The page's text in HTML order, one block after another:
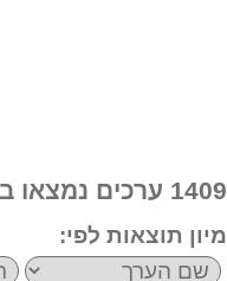
1409 ערכים נמצאו בהקשר לנושא:
מיון תוצאות לפי: